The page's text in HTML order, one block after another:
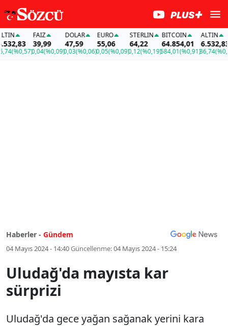
(%0,57)
FAİZ
39,99
0,04(%0,09)
DOLAR
47,59
0,03(%0,06)
EURO
55,06
0,05(%0,09)
STERLIN
64,22
0,12(%0,19)
BITCOIN
64.854,01
584,01(%0,91)
ALTIN
6.532,83
36,74(%0,57)
Haberler - Gündem
04 Mayıs 2024 - 14:40Güncellenme:04 Mayıs 2024 - 15:24
Uludağ'da mayısta kar
sürprizi
Uludağ'da gece yağan sağanak yerini kara